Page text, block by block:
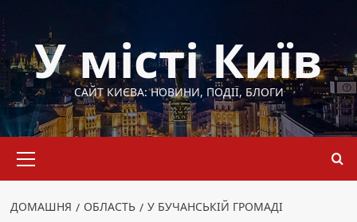
до
вмістуУ місті Київ
САЙТ КИЄВА: НОВИНИ, ПОДІЇ, БЛОГИ
меню
ДОМАШНЯ ОБЛАСТЬ
У БУЧАНСЬКІЙ ГРОМАДІ